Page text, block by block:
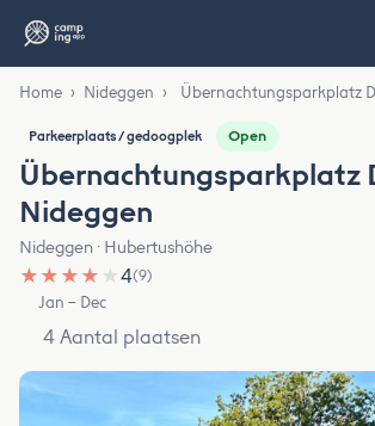
Home › Nideggen › Übernachtungsparkplatz
Parkeerplaats / gedoogplek Open
Übernachtungsparkplatz
Nideggen
Nideggen · Hubertushöhe
★ ★ ★ ★ ★4(9)
Jan – Dec
4 Aantal plaatsen